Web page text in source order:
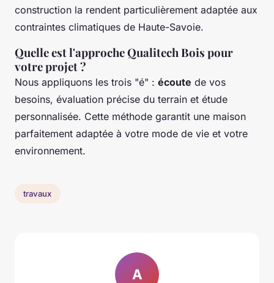
construction la rendent particulièrement adaptée aux
contraintes climatiques de Haute-Savoie.
Quelle est l'approche Qualitech Bois pour
votre projet ?
Nous appliquons les trois "é" : écoute de vos
besoins, évaluation précise du terrain et étude
personnalisée. Cette méthode garantit une maison
parfaitement adaptée à votre mode de vie et votre
environnement.
travaux
A